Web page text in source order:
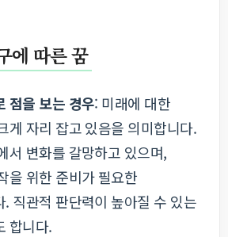
에 따른 꿈
점을 보는 경우: 미래에 대한
게 자리 잡고 있음을 의미합니다.
서 변화를 갈망하고 있으며,
을 위한 준비가 필요한
. 직관적 판단력이 높아질 수 있는
합니다.